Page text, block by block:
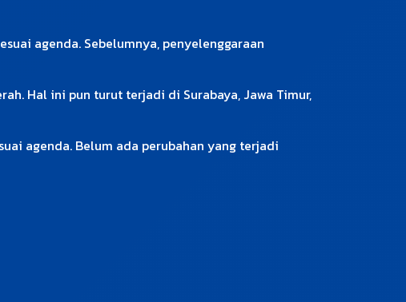
agenda. Sebelumnya, penyelenggaraan
Hal ini pun turut terjadi di Surabaya, Jawa Timur,
agenda. Belum ada perubahan yang terjadi